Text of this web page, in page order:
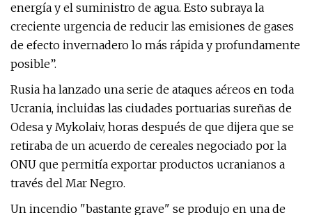
energía y el suministro de agua. Esto subraya la
creciente urgencia de reducir las emisiones de gases
de efecto invernadero lo más rápida y profundamente
posible”.
Rusia ha lanzado una serie de ataques aéreos en toda
Ucrania, incluidas las ciudades portuarias sureñas de
Odesa y Mykolaiv, horas después de que dijera que se
retiraba de un acuerdo de cereales negociado por la
ONU que permitía exportar productos ucranianos a
través del Mar Negro.
Un incendio "bastante grave" se produjo en una de